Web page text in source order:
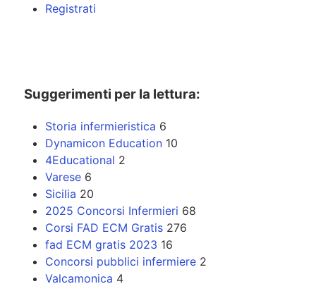
Registrati
Suggerimenti per la lettura:
Storia infermieristica 6
Dynamicon Education 10
4Educational 2
Varese 6
Sicilia 20
2025 Concorsi Infermieri 68
Corsi FAD ECM Gratis 276
fad ECM gratis 2023 16
Concorsi pubblici infermiere 2
Valcamonica 4